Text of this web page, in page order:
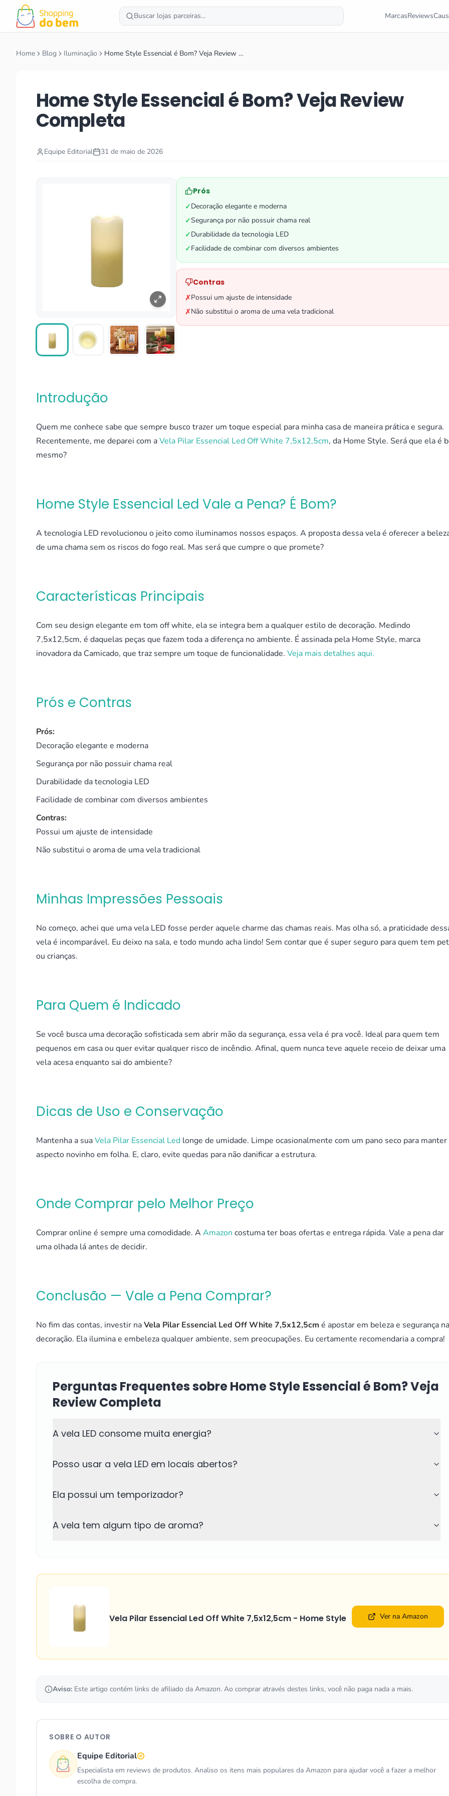
Buscar lojas parceiras... MarcasReviews
Home Blog Iluminação Home Style Essencial é Bom? Veja Review …
Home Style Essencial é Bom? Veja Review
Completa
Equipe Editorial 31 de maio de 2026
Prós
✓Decoração elegante e moderna
✓Segurança por não possuir chama real
✓Durabilidade da tecnologia LED
✓Facilidade de combinar com diversos ambientes
Contras
✗Possui um ajuste de intensidade
✗Não substitui o aroma de uma vela tradicional
Introdução
Quem me conhece sabe que sempre busco trazer um toque especial para minha casa de maneira prática e segura.
Recentemente, me deparei com aVela Pilar Essencial Led Off White 7,5x12,5cm, da Home Style. Será que ela é
mesmo?
Home Style Essencial Led Vale a Pena? É Bom?
A tecnologia LED revolucionou o jeito como iluminamos nossos espaços. A proposta dessa vela é oferecer a
de uma chama sem os riscos do fogo real. Mas será que cumpre o que promete?
Características Principais
Com seu design elegante em tom off white, ela se integra bem a qualquer estilo de decoração. Medindo
7,5x12,5cm, é daquelas peças que fazem toda a diferença no ambiente. É assinada pela Home Style, marca
inovadora da Camicado, que traz sempre um toque de funcionalidade. Veja mais detalhes aqui.
Prós e Contras
Prós:
Decoração elegante e moderna
Segurança por não possuir chama real
Durabilidade da tecnologia LED
Facilidade de combinar com diversos ambientes
Contras:
Possui um ajuste de intensidade
Não substitui o aroma de uma vela tradicional
Minhas Impressões Pessoais
No começo, achei que uma vela LED fosse perder aquele charme das chamas reais. Mas olha só, a praticidade
vela é incomparável. Eu deixo na sala, e todo mundo acha lindo! Sem contar que é super seguro para quem tem
ou crianças.
Para Quem é Indicado
Se você busca uma decoração sofisticada sem abrir mão da segurança, essa vela é pra você. Ideal para quem tem
pequenos em casa ou quer evitar qualquer risco de incêndio. Afinal, quem nunca teve aquele receio de deixar uma
vela acesa enquanto sai do ambiente?
Dicas de Uso e Conservação
Mantenha a suaVela Pilar Essencial Led longe de umidade. Limpe ocasionalmente com um pano seco para manter
aspecto novinho em folha. E, claro, evite quedas para não danificar a estrutura.
Onde Comprar pelo Melhor Preço
Comprar online é sempre uma comodidade. A Amazon costuma ter boas ofertas e entrega rápida. Vale a pena dar
uma olhada lá antes de decidir.
Conclusão — Vale a Pena Comprar?
No fim das contas, investir naVela Pilar Essencial Led Off White 7,5x12,5cm é apostar em beleza e segurança na
decoração. Ela ilumina e embeleza qualquer ambiente, sem preocupações. Eu certamente recomendaria a compra!
Perguntas Frequentes sobre Home Style Essencial é Bom? Veja
Review Completa
A vela LED consome muita energia?
Posso usar a vela LED em locais abertos?
Ela possui um temporizador?
A vela tem algum tipo de aroma?
Vela Pilar Essencial Led Off White 7,5x12,5cm - Home Style Ver na Amazon
Aviso: Este artigo contém links de afiliado da Amazon. Ao comprar através destes links, você não paga nada a mais.
SOBRE O AUTOR
Equipe Editorial
Especialista em reviews de produtos. Analiso os itens mais populares da Amazon para ajudar você a fazer a melhor
escolha de compra.